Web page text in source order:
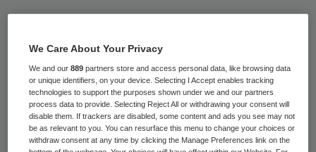
een vroeg stadium te voorkomen lanceert
het Fonds Psychische Gezondheid de
campagne Eerder is Beter. Jaarlijks krijgen
minimaal drieduizend jongeren voor het
eerst te maken met bijvoorbeeld een
depressie of een psychose, 75 procent van
We Care About Your Privacy
We and our889 partners store and access personal data, like browsing data
or unique identifiers, on your device. Selecting I Accept enables tracking
technologies to support the purposes shown under we and our partners
process data to provide. Selecting Reject All or withdrawing your consent will
disable them. If trackers are disabled, some content and ads you see may not
be as relevant to you. You can resurface this menu to change your choices or
withdraw consent at any time by clicking the Manage Preferences link on the